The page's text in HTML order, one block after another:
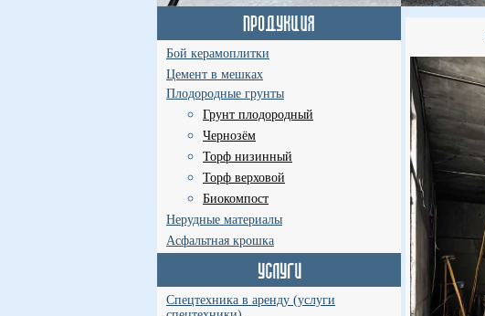
Бой керамоплитки
Цемент в мешках
Плодородные грунты
Грунт плодородный
Чернозём
Торф низинный
Торф верховой
Биокомпост
Нерудные материалы
Асфальтная крошка
Спецтехника в аренду (услуги